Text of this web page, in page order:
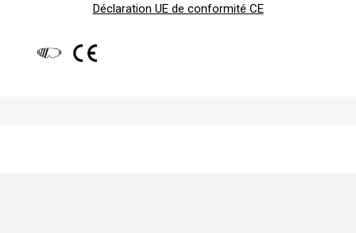
Déclaration UE de conformité CE